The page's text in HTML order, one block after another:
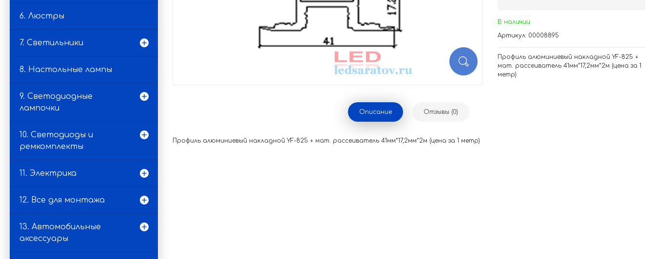
6. Люстры
7. Светильники
8. Настольные лампы
9. Светодиодные
лампочки
10. Светодиоды и
ремкомплекты
11. Электрика
12. Все для монтажа
13. Автомобильные
аксессуары
В наличии
Артикул: 00008895
Профиль алюминиевый накладной YF-825 +
мат. рассеиватель 41мм*17,2мм*2м (цена за 1
метр)
Описание Отзывы (0)
Профиль алюминиевый накладной YF-825 + мат. рассеиватель 41мм*17,2мм*2м (цена за 1 метр)